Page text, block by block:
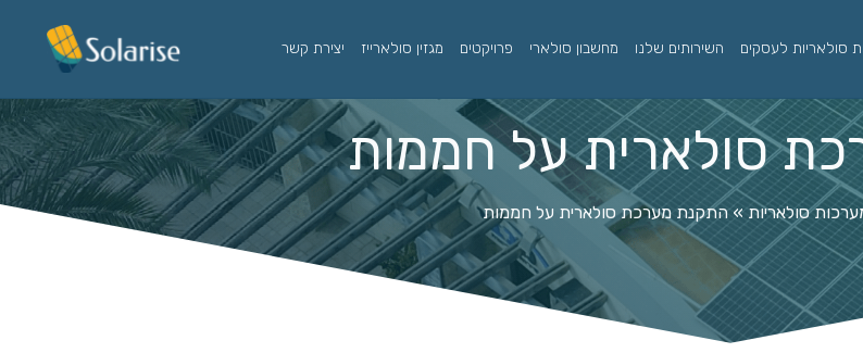
סולאריות לעסקים השירותים שלנו מחשבון סולארי פרויקטים מגזין סולארייז יצירת קשר
סולארית על חממות
סולאריות»התקנת מערכת סולארית על חממות